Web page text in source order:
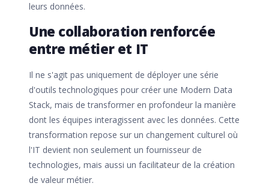
leurs données.
Une collaboration renforcée
entre métier et IT
Il ne s'agit pas uniquement de déployer une série
d'outils technologiques pour créer une Modern Data
Stack, mais de transformer en profondeur la manière
dont les équipes interagissent avec les données. Cette
transformation repose sur un changement culturel où
l'IT devient non seulement un fournisseur de
technologies, mais aussi un facilitateur de la création
de valeur métier.